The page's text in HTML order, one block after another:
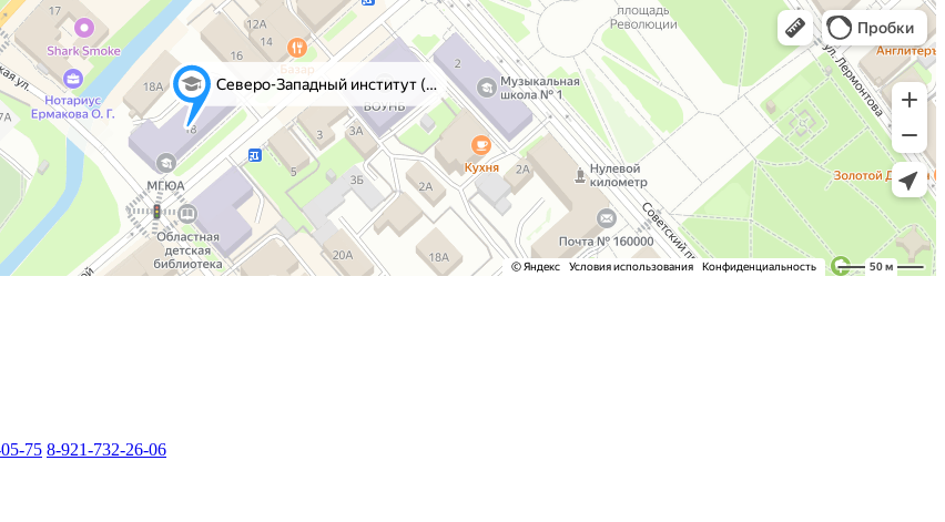
75 8-921-732-26-06